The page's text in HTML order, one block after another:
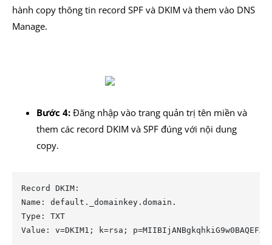
hành copy thông tin record SPF và DKIM và them vào DNS
Manage.
Bước 4: Đăng nhập vào trang quản trị tên miền và
them các record DKIM và SPF đúng với nội dung
copy.
Record DKIM:
Name: default._domainkey.domain.
Type: TXT
Value: v=DKIM1; k=rsa;